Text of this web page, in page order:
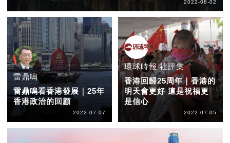
2022-08-02
雷鼎鳴
雷鼎鳴看香港發展｜25年
香港政治的回顧
2022-07-07
環球時報 社評集
香港回歸25周年｜香港的
明天會更好 這是祝福更
是信心
2022-07-05